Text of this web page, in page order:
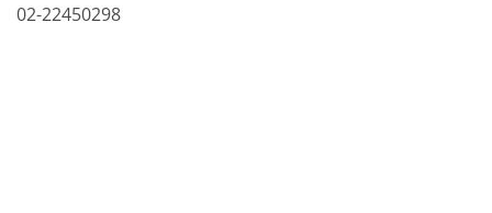
02-22450298